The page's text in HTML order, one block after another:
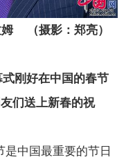
（摄影：郑亮）
刚好在中国的春节
们送上新春的祝
是中国最重要的节日